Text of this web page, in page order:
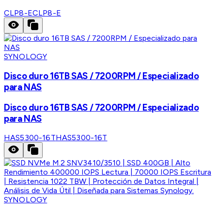
CLP8-ECLP8-E
SYNOLOGY
Disco duro 16TB SAS / 7200RPM / Especializado
para NAS
Disco duro 16TB SAS / 7200RPM / Especializado
para NAS
HAS5300-16THAS5300-16T
SYNOLOGY